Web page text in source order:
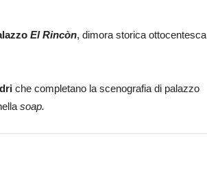
El Rincòn, dimora storica ottocentesca
che completano la scenografia di palazzo
soap.